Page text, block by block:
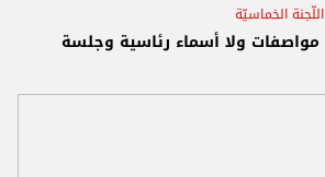
اللّجنة الخماسيّة
مواصفات ولا أسماء رئاسية وجلسة